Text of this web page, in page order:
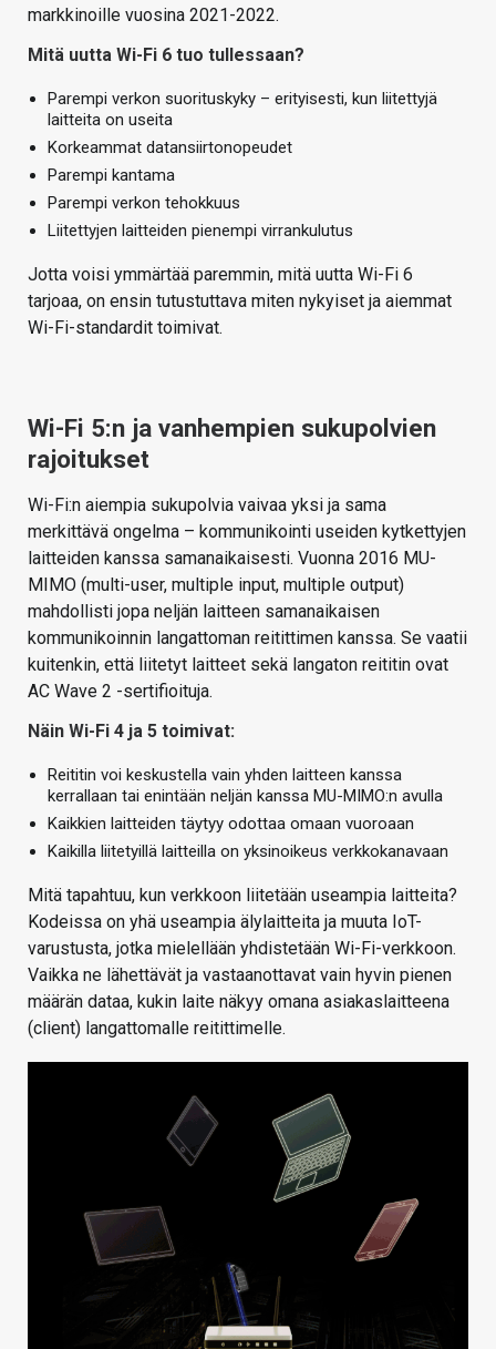
markkinoille vuosina 2021-2022.
Mitä uutta Wi-Fi 6 tuo tullessaan?
Parempi verkon suorituskyky – erityisesti, kun liitettyjä
laitteita on useita
Korkeammat datansiirtonopeudet
Parempi kantama
Parempi verkon tehokkuus
Liitettyjen laitteiden pienempi virrankulutus
Jotta voisi ymmärtää paremmin, mitä uutta Wi-Fi 6
tarjoaa, on ensin tutustuttava miten nykyiset ja aiemmat
Wi-Fi-standardit toimivat.
Wi-Fi 5:n ja vanhempien sukupolvien
rajoitukset
Wi-Fi:n aiempia sukupolvia vaivaa yksi ja sama
merkittävä ongelma – kommunikointi useiden kytkettyjen
laitteiden kanssa samanaikaisesti. Vuonna 2016 MU-
MIMO (multi-user, multiple input, multiple output)
mahdollisti jopa neljän laitteen samanaikaisen
kommunikoinnin langattoman reitittimen kanssa. Se vaatii
kuitenkin, että liitetyt laitteet sekä langaton reititin ovat
AC Wave 2 -sertifioituja.
Näin Wi-Fi 4 ja 5 toimivat:
Reititin voi keskustella vain yhden laitteen kanssa
kerrallaan tai enintään neljän kanssa MU-MIMO:n avulla
Kaikkien laitteiden täytyy odottaa omaan vuoroaan
Kaikilla liitetyillä laitteilla on yksinoikeus verkkokanavaan
Mitä tapahtuu, kun verkkoon liitetään useampia laitteita?
Kodeissa on yhä useampia älylaitteita ja muuta IoT-
varustusta, jotka mielellään yhdistetään Wi-Fi-verkkoon.
Vaikka ne lähettävät ja vastaanottavat vain hyvin pienen
määrän dataa, kukin laite näkyy omana asiakaslaitteena
(client) langattomalle reitittimelle.